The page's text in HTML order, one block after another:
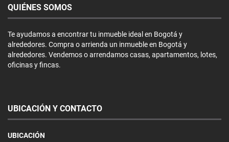
QUIÉNES SOMOS
Te ayudamos a encontrar tu inmueble ideal en Bogotá y
alrededores. Compra o arrienda un inmueble en Bogotá y
alrededores. Vendemos o arrendamos casas, apartamentos, lotes,
oficinas y fincas.
UBICACIÓN Y CONTACTO
UBICACIÓN